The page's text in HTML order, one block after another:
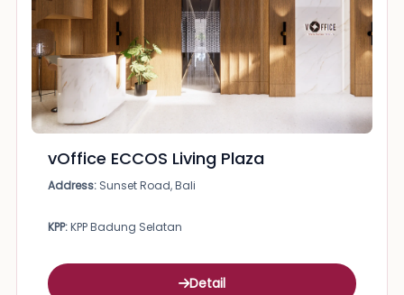
vOffice ECCOS Living Plaza
Address: Sunset Road, Bali
KPP:KPP Badung Selatan
Detail